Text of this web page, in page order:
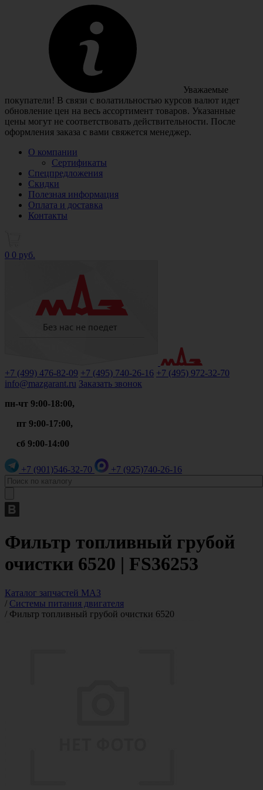
Уважаемые
покупатели! В связи с волатильностью курсов валют идет
обновление цен на весь ассортимент товаров. Указанные
цены могут не соответствовать действительности. После
оформления заказа с вами свяжется менеджер.
О компании
Сертификаты
Спецпредложения
Скидки
Полезная информация
Оплата и доставка
Контакты
0 0 руб.
+7 (499) 476-82-09 +7 (495) 740-26-16 +7 (495) 972-32-70
info@mazgarant.ru Заказать звонок
пн-чт 9:00-18:00,
пт 9:00-17:00,
сб 9:00-14:00
+7 (901)546-32-70 +7 (925)740-26-16
Фильтр топливный грубой
очистки 6520 | FS36253
Каталог запчастей МАЗ
/ Системы питания двигателя
/ Фильтр топливный грубой очистки 6520